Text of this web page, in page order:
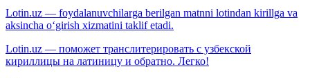
Lotin.uz — foydalanuvchilarga berilgan matnni lotindan kirillga va
aksincha o‘girish xizmatini taklif etadi.
Lotin.uz — поможет транслитерировать с узбекской
кириллицы на латиницу и обратно. Легко!